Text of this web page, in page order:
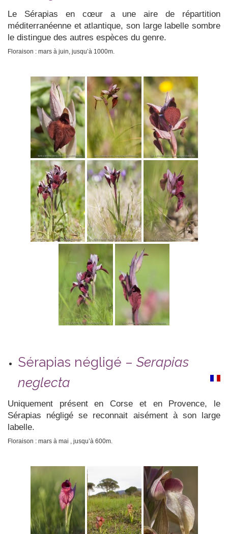
Le Sérapias en cœur a une aire de répartition
méditerranéenne et atlantique, son large labelle sombre
le distingue des autres espèces du genre.
Floraison : mars à juin, jusqu’à 1000m.
Sérapias négligé – Serapias
neglecta
Uniquement présent en Corse et en Provence, le
Sérapias négligé se reconnait aisément à son large
labelle.
Floraison : mars à mai , jusqu’à 600m.